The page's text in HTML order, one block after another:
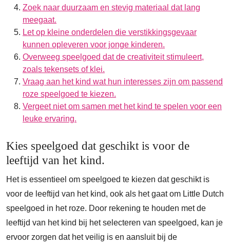
Zoek naar duurzaam en stevig materiaal dat lang
meegaat.
Let op kleine onderdelen die verstikkingsgevaar
kunnen opleveren voor jonge kinderen.
Overweeg speelgoed dat de creativiteit stimuleert,
zoals tekensets of klei.
Vraag aan het kind wat hun interesses zijn om passend
roze speelgoed te kiezen.
Vergeet niet om samen met het kind te spelen voor een
leuke ervaring.
Kies speelgoed dat geschikt is voor de
leeftijd van het kind.
Het is essentieel om speelgoed te kiezen dat geschikt is
voor de leeftijd van het kind, ook als het gaat om Little Dutch
speelgoed in het roze. Door rekening te houden met de
leeftijd van het kind bij het selecteren van speelgoed, kan je
ervoor zorgen dat het veilig is en aansluit bij de